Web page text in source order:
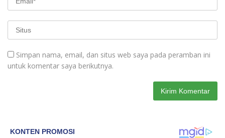
Simpan nama, email, dan situs web saya pada peramban ini
untuk komentar saya berikutnya.